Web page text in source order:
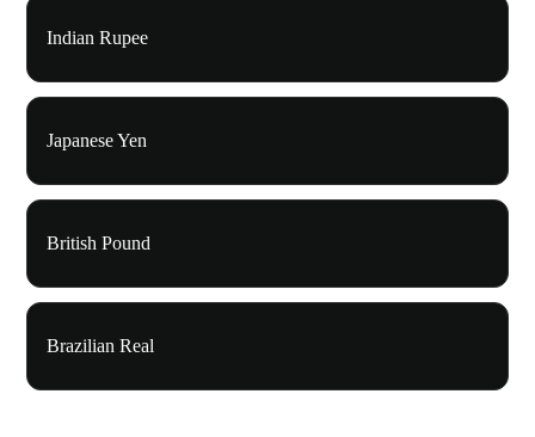
Indian Rupee
Japanese Yen
British Pound
Brazilian Real